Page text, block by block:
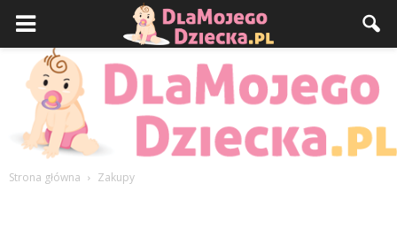
Strona główna Zakupy